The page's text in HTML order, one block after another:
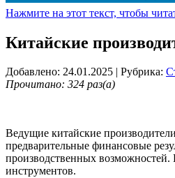
Нажмите на этот текст, чтобы
Китайские
Добавлено: 24.01.2025 | Рубрика:
Прочитано: 324 раз(а)
Ведущие китайские
предварительные финансовые
производственных возможностей.
инструментов.